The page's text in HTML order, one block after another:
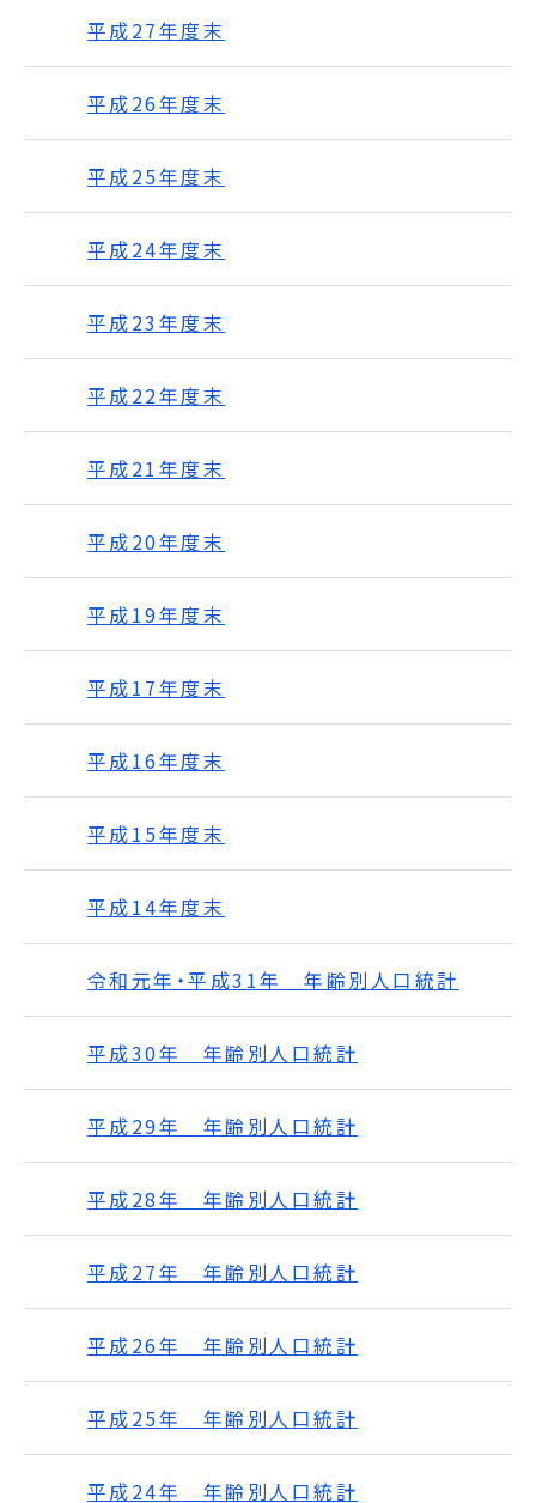
平成27年度末
平成26年度末
平成25年度末
平成24年度末
平成23年度末
平成22年度末
平成21年度末
平成20年度末
平成19年度末
平成17年度末
平成16年度末
平成15年度末
平成14年度末
令和元年・平成31年 年齢別人口統計
平成30年 年齢別人口統計
平成29年 年齢別人口統計
平成28年 年齢別人口統計
平成27年 年齢別人口統計
平成26年 年齢別人口統計
平成25年 年齢別人口統計
平成24年 年齢別人口統計